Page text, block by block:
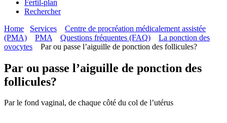
Fertil-plan
Rechercher
Home
Services
Centre de procréation médicalement assistée
(PMA)
PMA Questions fréquentes (FAQ)
La ponction des
ovocytes
Par ou passe l’aiguille de ponction des follicules?
Par ou passe l’aiguille de ponction des
follicules?
Par le fond vaginal, de chaque côté du col de l’utérus